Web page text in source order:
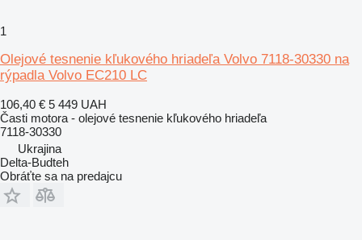
1
Olejové tesnenie kľukového hriadeľa Volvo 7118-30330 na
rýpadla Volvo EC210 LC
106,40 € 5 449 UAH
Časti motora - olejové tesnenie kľukového hriadeľa
7118-30330
Ukrajina
Delta-Budteh
Obráťte sa na predajcu